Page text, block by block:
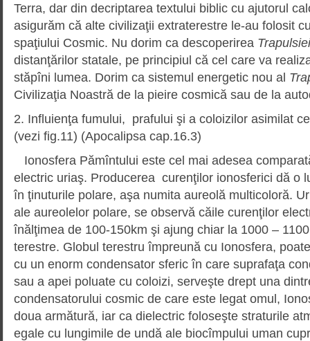
Terra, dar din decriptarea textului biblic cu ajutorul
asigurăm că alte civilizaţii extraterestre le-au folosit
spaţiului Cosmic. Nu dorim ca descoperirea
distanţărilor statale, pe principiul că cel care va
stăpîni lumea. Dorim ca sistemul energetic nou al
Civilizaţia Noastră de la pieire cosmică sau de la
2. Influienţa fumului, prafului şi a coloizilor asimilat
(vezi fig.11) (Apocalipsa cap.16.3)
Ionosfera Pămîntului este cel mai adesea
electric uriaş. Producerea curenţilor ionosferici dă o
în ţinuturile polare, aşa numita aureolă multicoloră.
ale aureolelor polare, se observă căile curenţilor
înălţimea de 100-150km şi ajung chiar la 1000 –
terestre. Globul terestru împreună cu Ionosfera,
cu un enorm condensator sferic în care suprafaţa
sau a apei poluate cu coloizi, serveşte drept una
condensatorului cosmic de care este legat omul,
doua armătură, iar ca dielectric foloseşte straturile
egale cu lungimile de undă ale biocîmpului uman